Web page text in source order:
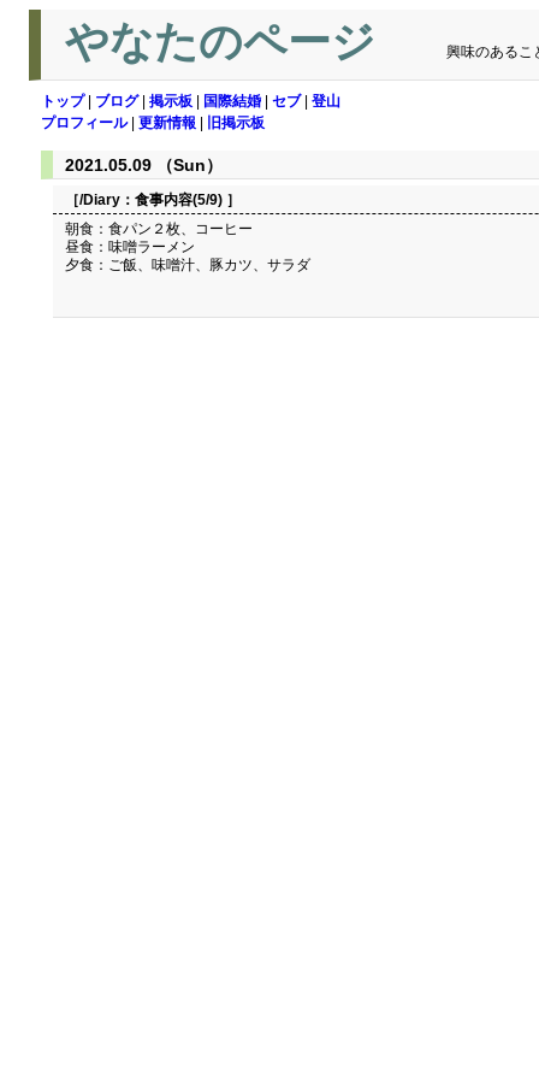
やなたのページ 興味のあるこ
トップ| ブログ| 掲示板 国際結婚 セブ| 登山
プロフィール| 更新情報 旧掲示板
2021.05.09 （Sun）
［/Diary： 食事内容(5/9) ］
朝食：食パン２枚、コーヒー
昼食：味噌ラーメン
夕食：ご飯、味噌汁、豚カツ、サラダ